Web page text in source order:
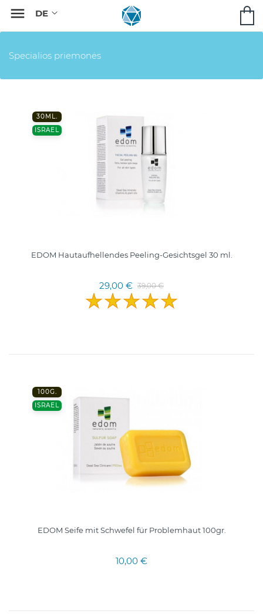

Specialios priemonės
30ML.
ISRAEL
EDOM Hautaufhellendes Peeling-Gesichtsgel 30 ml.
29,00 € 39,00 €
100G.
ISRAEL
EDOM Seife mit Schwefel für Problemhaut 100gr.
10,00 €